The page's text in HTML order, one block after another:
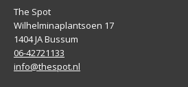
The Spot
Wilhelminaplantsoen 17
1404 JA Bussum
06-42721133
info@thespot.nl